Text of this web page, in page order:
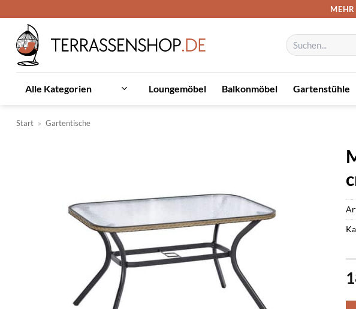
Inhalt
springen
Suchen
nach:
Alle Kategorien Loungemöbel Balkonmöbel Gartenstühle
Start » Gartentische